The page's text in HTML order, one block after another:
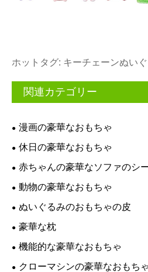
ホットタグ: キーチェーンぬい
関連カテゴリー
漫画の豪華なおもちゃ
休日の豪華なおもちゃ
赤ちゃんの豪華なソファのシ
動物の豪華なおもちゃ
ぬいぐるみのおもちゃの皮
豪華な枕
機能的な豪華なおもちゃ
クローマシンの豪華なおもちゃ